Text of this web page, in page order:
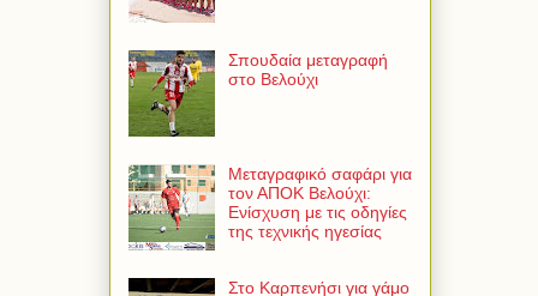
Σπουδαία μεταγραφή
στο Βελούχι
Μεταγραφικό σαφάρι για
τον ΑΠΟΚ Βελούχι:
Ενίσχυση με τις οδηγίες
της τεχνικής ηγεσίας
Στο Καρπενήσι για γάμο